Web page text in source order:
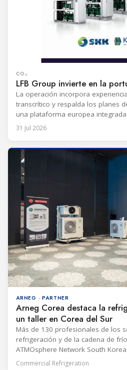
CO₂
LFB Group invierte en la
La operación incorpora
transcrítico y respalda los planes
una plataforma europea
refrigeración.
31 Jul 2026
ARNEG · PARTNER
Arneg Corea destaca la
un taller en Corea del Sur
Más de 130 profesionales de los
refrigeración y de la cadena de
ATMOsphere Network South
Arneg Korea con ATMOsphere el
Commercial Refrigeration